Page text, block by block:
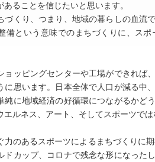
あることを信じたいと思います。
くり、つまり、地域の暮らしの血流
備という意味でのまちづくりに、ス
ッピングセンターや工場ができれば
に思います。日本全体で人口が減る中
純に地域経済の好循環につながるかど
エルネス、アート、そしてスポーツでは
のあるスポーツによるまちづくりに
ドカップ、コロナで残念な形になった